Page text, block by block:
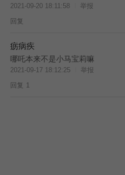
2021-09-20 18:11:58
举报
回复
疬病疾
哪吒本来不是小马宝莉嘛
2021-09-17 18:12:25
举报
回复 1